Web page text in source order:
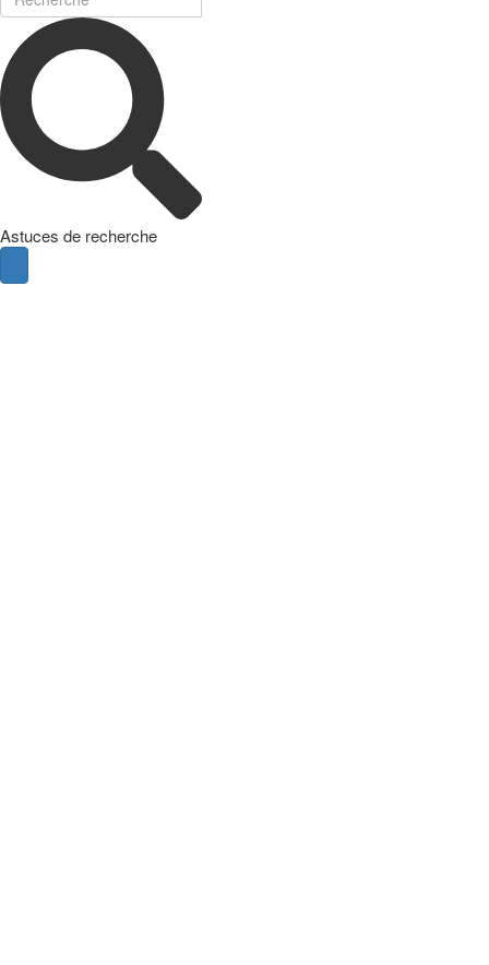
Astuces de recherche